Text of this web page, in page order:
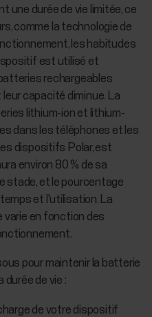
une durée de vie limitée, ce
comme la technologie de
les habitudes
est utilisé et
rechargeables
capacité diminue. La
lithium-ion et lithium-
dans les téléphones et les
dispositifs Polar, est
environ 80 % de sa
stade, et le pourcentage
et l'utilisation. La
varie en fonction des
pour maintenir la batterie
de vie :
de votre dispositif